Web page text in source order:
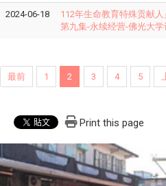
2024-06-18
112年生命教育特殊贡献
第九集-永续经营-佛光大
最前 1 2 3 4 5
Print this page